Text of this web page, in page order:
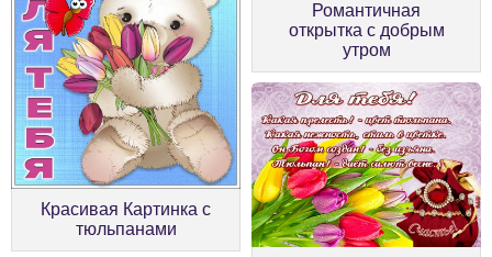
Романтичная
открытка с добрым
утром
Красивая Картинка с
тюльпанами